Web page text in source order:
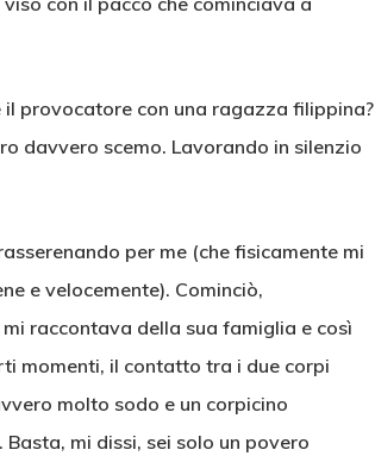
il provocatore con una ragazza filippina?
davvero scemo. Lavorando in silenzio
per me (che fisicamente mi
e velocemente). Cominciò,
raccontava della sua famiglia e così
momenti, il contatto tra i due corpi
molto sodo e un corpicino
mi dissi, sei solo un povero